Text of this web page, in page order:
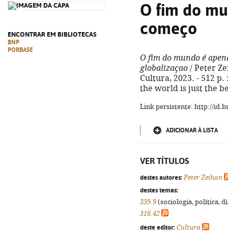
ENCONTRAR EM BIBLIOTECAS
BNP
PORBASE
O fim do
começo
O fim do mundo é
globalizaçao / Peter
Cultura, 2023. - 512
the world is just the
Link persistente: http://
ADICIONAR À LISTA
VER TÍTULOS
destes autores: Peter Zeihan
destes temas:
339.9 (sociologia, política,
316.42
deste editor: Cultura